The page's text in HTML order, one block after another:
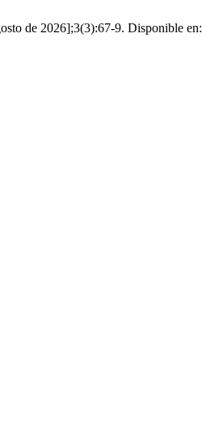
de 2026];3(3):67-9. Disponible en: